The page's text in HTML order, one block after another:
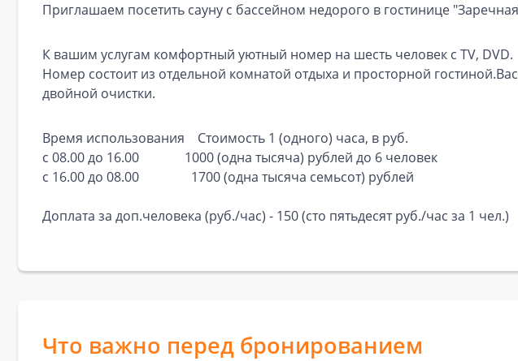
Приглашаем посетить сауну с бассейном недорого в гостинице
К вашим услугам комфортный уютный номер на шесть человек с TV, DVD.
Номер состоит из отдельной комнатой отдыха и просторной
двойной очистки.
Время использования Стоимость 1 (одного) часа, в руб.
с 08.00 до 16.00 1000 (одна тысяча) рублей до 6 человек
с 16.00 до 08.00 1700 (одна тысяча семьсот) рублей
Доплата за доп.человека (руб./час) - 150 (сто пятьдесят руб./час за 1 чел.)
Что важно перед бронированием